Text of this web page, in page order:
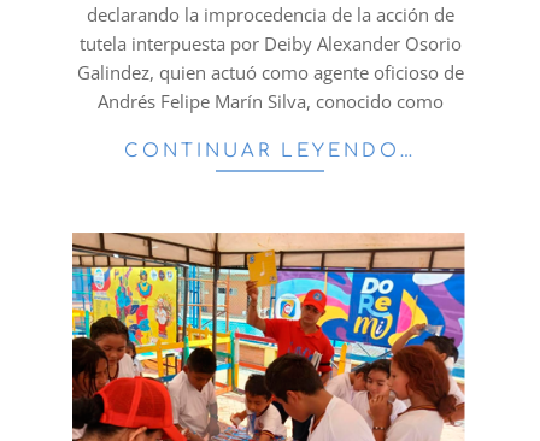
declarando la improcedencia de la acción de
tutela interpuesta por Deiby Alexander Osorio
Galindez, quien actuó como agente oficioso de
Andrés Felipe Marín Silva, conocido como
CONTINUAR LEYENDO…